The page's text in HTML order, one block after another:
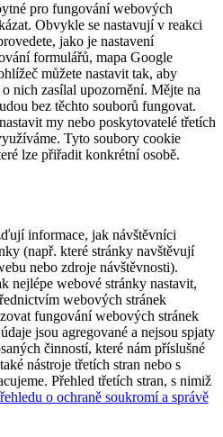
pro fungování webových
Obvykle se nastavují v reakci
jako je nastavení
formulářů, mapa Google
můžete nastavit tak, aby
nich zasílal upozornění. Mějte na
bez těchto souborů fungovat.
my nebo poskytovatelé třetích
Tyto soubory cookie
lze přiřadit konkrétní osobě.
informace, jak návštěvníci
(např. které stránky navštěvují
nebo zdroje návštěvnosti).
nejlépe webové stránky nastavit,
webových stránek
fungování webových stránek
jsou agregované a nejsou spjaty
činností, které nám příslušné
nástroje třetích stran nebo s
Přehled třetích stran, s nimiž
o ochraně soukromí a správě